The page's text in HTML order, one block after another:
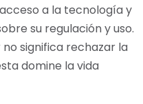
a la tecnología y
su regulación y uso.
significa rechazar la
domine la vida